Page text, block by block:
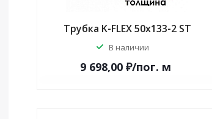
Трубка K-FLEX 50x133-2 ST
В наличии
9 698,00 ₽/пог. м